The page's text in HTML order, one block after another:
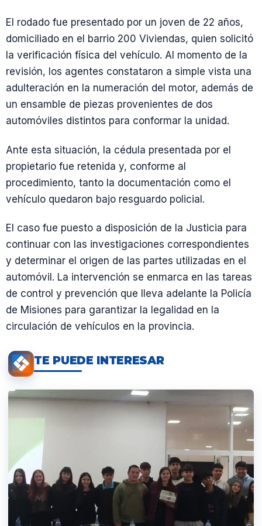
El rodado fue presentado por un joven de 22 años,
domiciliado en el barrio 200 Viviendas, quien solicitó
la verificación física del vehículo. Al momento de la
revisión, los agentes constataron a simple vista una
adulteración en la numeración del motor, además de
un ensamble de piezas provenientes de dos
automóviles distintos para conformar la unidad.
Ante esta situación, la cédula presentada por el
propietario fue retenida y, conforme al
procedimiento, tanto la documentación como el
vehículo quedaron bajo resguardo policial.
El caso fue puesto a disposición de la Justicia para
continuar con las investigaciones correspondientes
y determinar el origen de las partes utilizadas en el
automóvil. La intervención se enmarca en las tareas
de control y prevención que lleva adelante la Policía
de Misiones para garantizar la legalidad en la
circulación de vehículos en la provincia.
TE PUEDE INTERESAR